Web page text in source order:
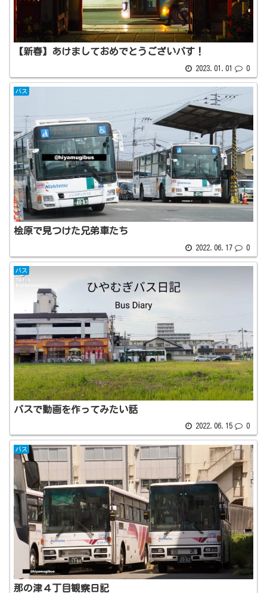
【新春】あけましておめでとうございバす！
2023.01.01 0
バス
桧原で見つけた兄弟車たち
2022.06.17 0
バス
バスで動画を作ってみたい話
2022.06.15 0
バス
那の津４丁目観察日記